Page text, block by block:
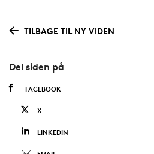
TILBAGE TIL NY VIDEN
Del siden på
FACEBOOK
X
LINKEDIN